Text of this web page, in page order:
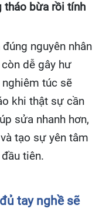
tháo bừa rồi tính
nguyên nhân
dễ gây hư
túc sẽ
khi thật sự cần
sửa nhanh hơn,
tạo sự yên tâm
tiên.
tay nghề sẽ